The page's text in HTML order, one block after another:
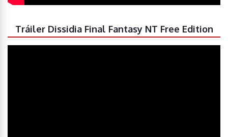
Tráiler Dissidia Final Fantasy NT Free Edition